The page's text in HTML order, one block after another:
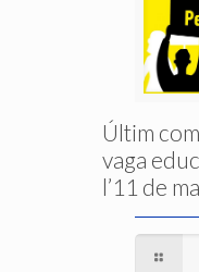
Últim
vaga
l’11 de